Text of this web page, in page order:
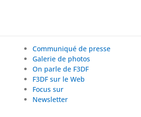
Communiqué de presse
Galerie de photos
On parle de F3DF
F3DF sur le Web
Focus sur
Newsletter